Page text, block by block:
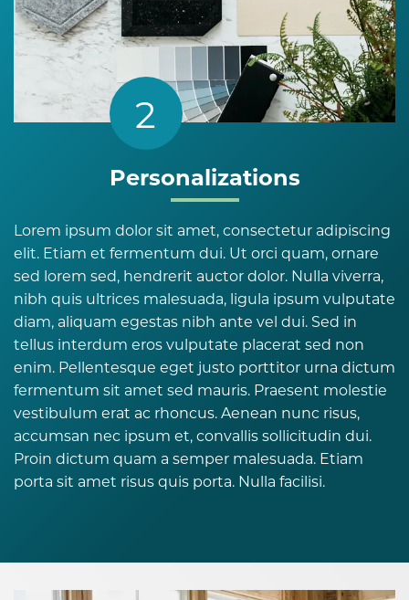
2
Personalizations
Lorem ipsum dolor sit amet, consectetur adipiscing
elit. Etiam et fermentum dui. Ut orci quam, ornare
sed lorem sed, hendrerit auctor dolor. Nulla viverra,
nibh quis ultrices malesuada, ligula ipsum vulputate
diam, aliquam egestas nibh ante vel dui. Sed in
tellus interdum eros vulputate placerat sed non
enim. Pellentesque eget justo porttitor urna dictum
fermentum sit amet sed mauris. Praesent molestie
vestibulum erat ac rhoncus. Aenean nunc risus,
accumsan nec ipsum et, convallis sollicitudin dui.
Proin dictum quam a semper malesuada. Etiam
porta sit amet risus quis porta. Nulla facilisi.